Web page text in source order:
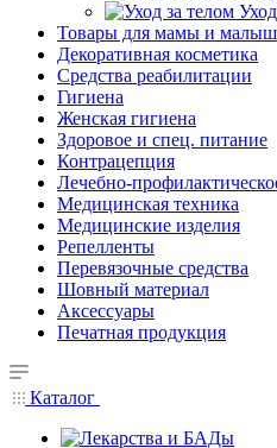
Товары для мамы и
Декоративная косметика
Средства реабилитации
Гигиена
Женская гигиена
Здоровое и спец. питание
Контрацепция
Лечебно-
Медицинская техника
Медицинские изделия
Репелленты
Перевязочные средства
Шовный материал
Аксессуары
Печатная продукция
Каталог